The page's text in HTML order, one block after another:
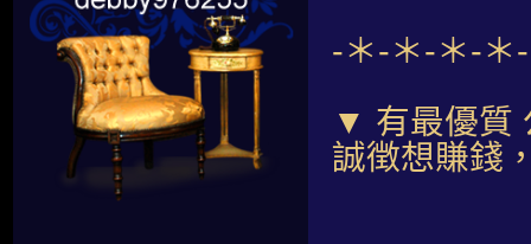
-＊-＊-＊-＊
▼ 有最優質
誠徴想賺錢